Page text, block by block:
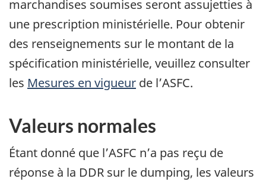
marchandises soumises seront assujetties à
une prescription ministérielle. Pour obtenir
des renseignements sur le montant de la
spécification ministérielle, veuillez consulter
les Mesures en vigueur de l’ASFC.
Valeurs normales
Étant donné que l’ASFC n’a pas reçu de
réponse à la DDR sur le dumping, les valeurs